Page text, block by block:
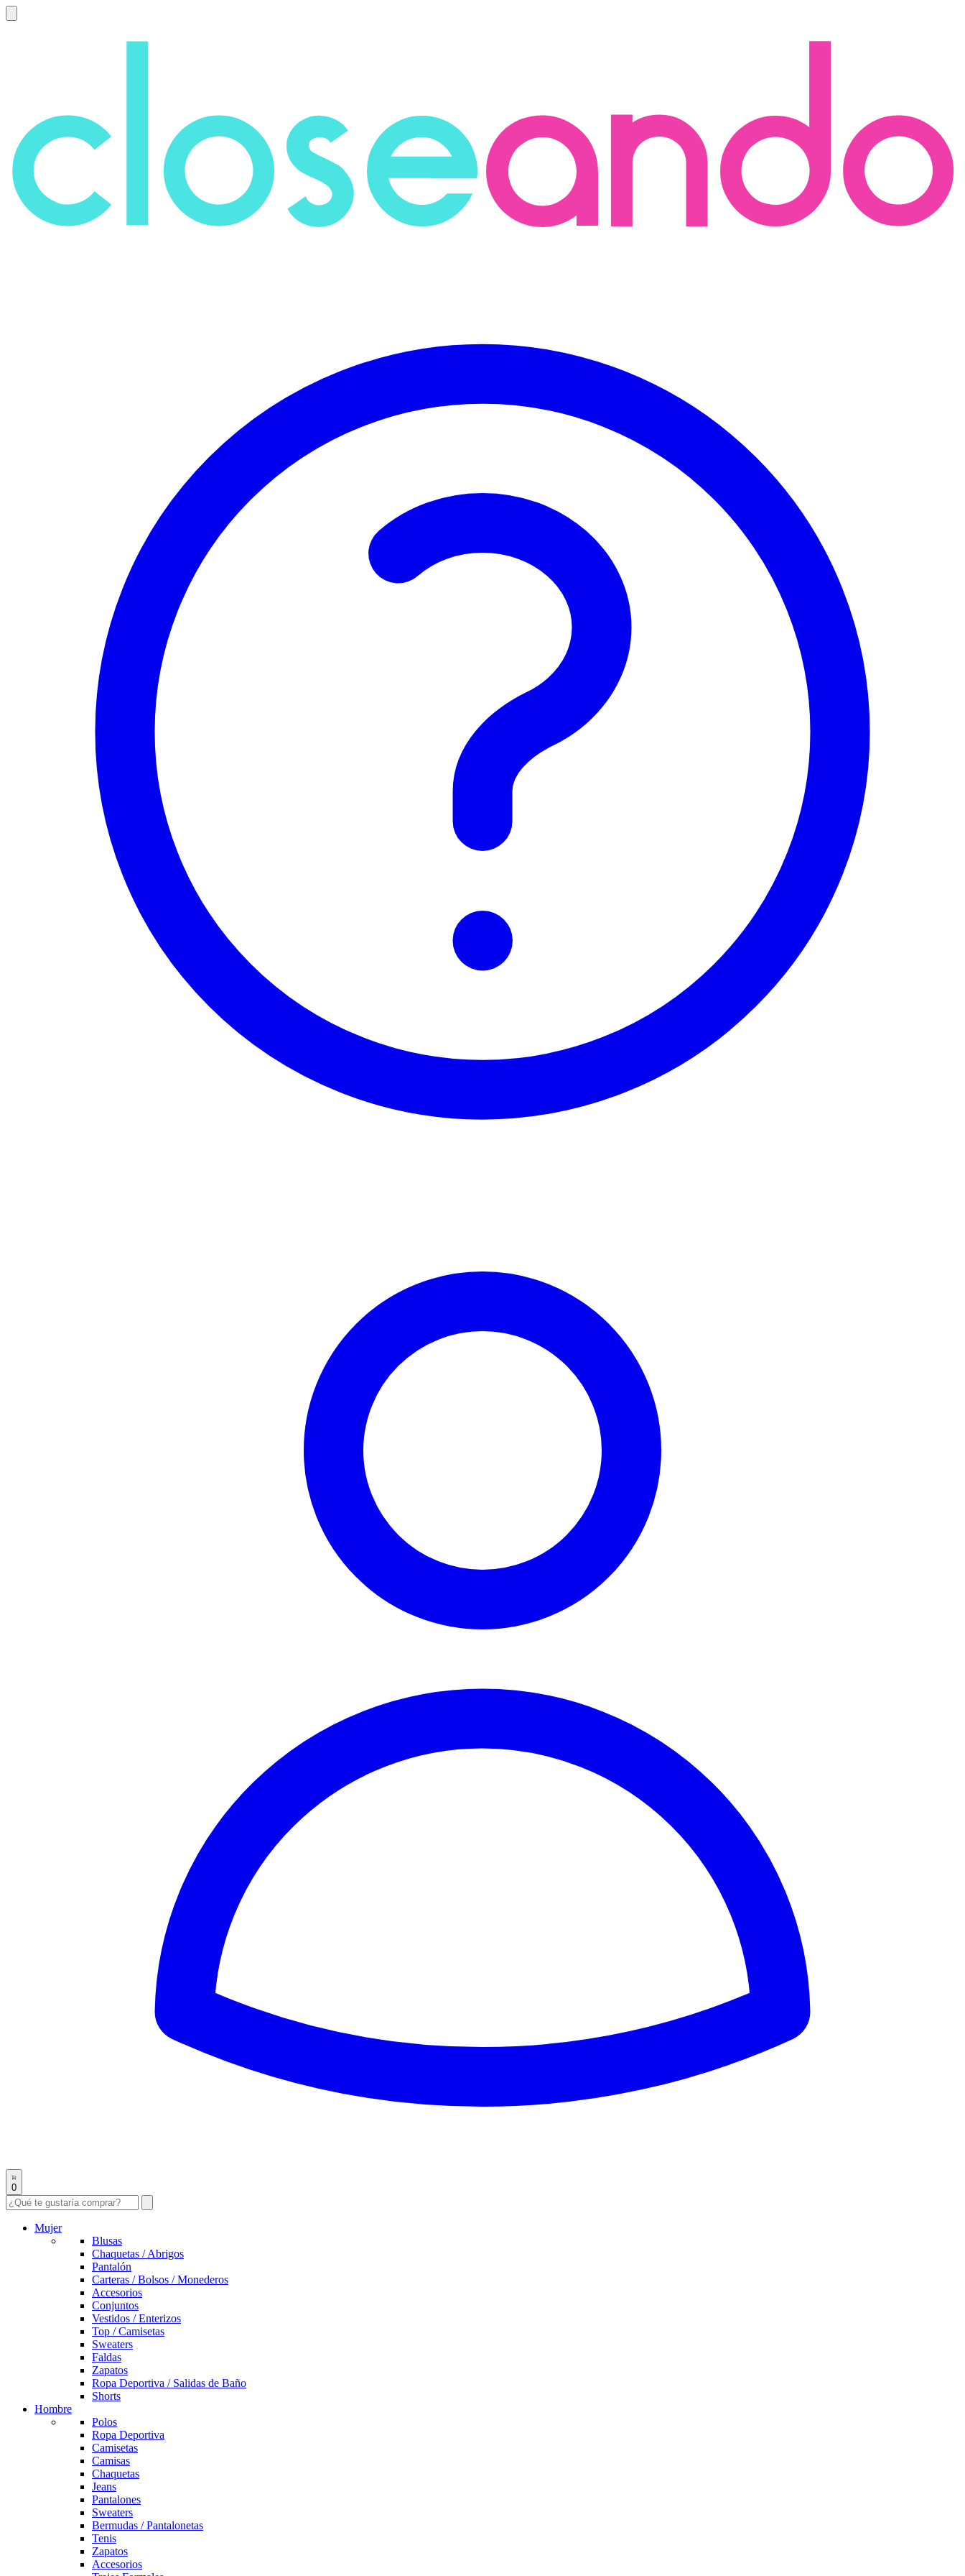
0
Mujer
Blusas
Chaquetas / Abrigos
Pantalón
Carteras / Bolsos / Monederos
Accesorios
Conjuntos
Vestidos / Enterizos
Top / Camisetas
Sweaters
Faldas
Zapatos
Ropa Deportiva / Salidas de Baño
Shorts
Hombre
Polos
Ropa Deportiva
Camisetas
Camisas
Chaquetas
Jeans
Pantalones
Sweaters
Bermudas / Pantalonetas
Tenis
Zapatos
Accesorios